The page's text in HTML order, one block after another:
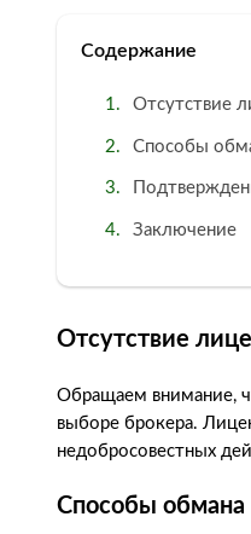
Содержание
Отсутствие
Способы
Заключение
Отсутствие
Обращаем внимание,
выборе брокера.
недобросовестных
Способы обмана